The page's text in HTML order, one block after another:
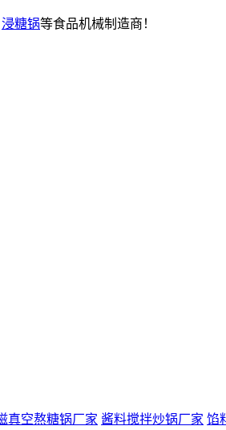
浸糖锅等食品机械制造商！
真空熬糖锅厂家 酱料搅拌炒锅厂家 馅